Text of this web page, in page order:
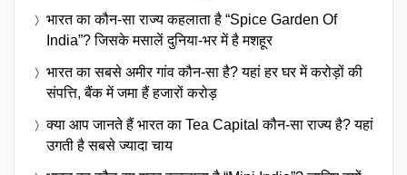
भारत का कौन-सा राज्य कहलाता है “Spice Garden Of
India”? जिसके मसालें दुनिया-भर में है मशहूर
भारत का सबसे अमीर गांव कौन-सा है? यहां हर घर में करोड़ों की
संपत्ति, बैंक में जमा हैं हजारों करोड़
क्या आप जानते हैं भारत का Tea Capital कौन-सा राज्य है? यहां
उगती है सबसे ज्यादा चाय